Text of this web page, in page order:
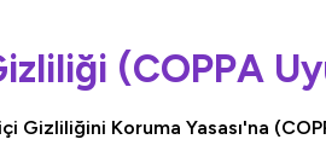
(COPPA
Gizliliğini Koruma Yasası'na